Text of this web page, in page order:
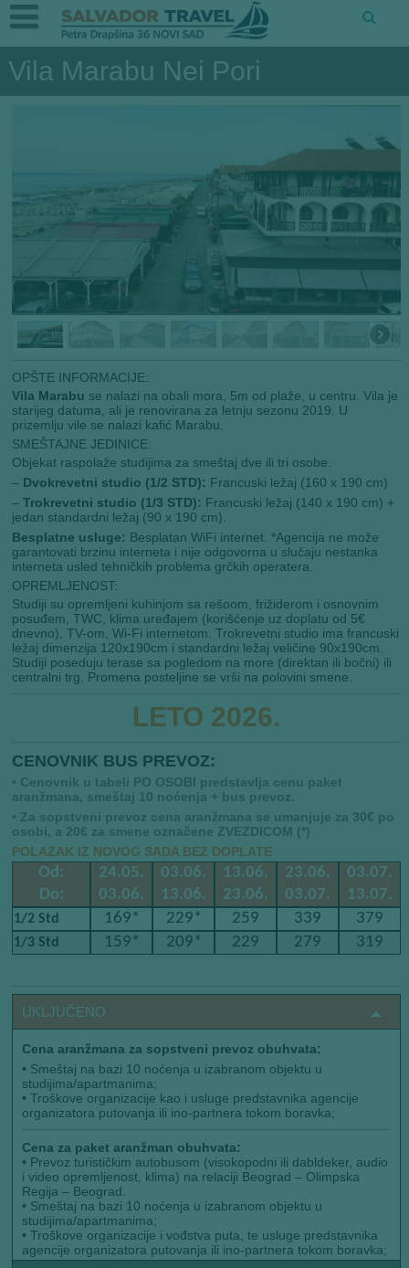
Vila Marabu Nei Pori
OPŠTE INFORMACIJE:
Vila Marabu se nalazi na obali mora, 5m od plaže, u centru. Vila je
starijeg datuma, ali je renovirana za letnju sezonu 2019. U
prizemlju vile se nalazi kafić Marabu.
SMEŠTAJNE JEDINICE:
Objekat raspolaže studijima za smeštaj dve ili tri osobe.
– Dvokrevetni studio (1/2 STD): Francuski ležaj (160 x 190 cm)
–Trokrevetni studio (1/3 STD): Francuski ležaj (140 x 190 cm) +
jedan standardni ležaj (90 x 190 cm).
Besplatne usluge: Besplatan WiFi internet. *Agencija ne može
garantovati brzinu interneta i nije odgovorna u slučaju nestanka
interneta usled tehničkih problema grčkih operatera.
OPREMLJENOST:
Studiji su opremljeni kuhinjom sa rešoom, frižiderom i osnovnim
posuđem, TWC, klima uređajem (korišćenje uz doplatu od 5€
dnevno), TV-om, Wi-Fi internetom. Trokrevetni studio ima francuski
ležaj dimenzija 120x190cm i standardni ležaj veličine 90x190cm.
Studiji poseduju terase sa pogledom na more (direktan ili bočni) ili
centralni trg. Promena posteljine se vrši na polovini smene.
LETO 2026.
CENOVNIK BUS PREVOZ:
• Cenovnik u tabeli PO OSOBI predstavlja cenu paket
aranžmana, smeštaj 10 noćenja + bus prevoz.
• Za sopstveni prevoz cena aranžmana se umanjuje za 30€ po
osobi, a 20€ za smene označene ZVEZDICOM (*)
POLAZAK IZ NOVOG SADA BEZ DOPLATE
Od:
Do:
24.05.
03.06.
03.06.
13.06.
13.06.
23.06.
23.06.
03.07.
03.07.
13.07.
1/2 Std 169* 229* 259 339 379
1/3 Std 159* 209* 229 279 319
UKLJUČENO
Cena aranžmana za sopstveni prevoz obuhvata:
• Smeštaj na bazi 10 noćenja u izabranom objektu u
studijima/apartmanima;
•Troškove organizacije kao i usluge predstavnika agencije
organizatora putovanja ili ino-partnera tokom boravka;
Cena za paket aranžman obuhvata:
• Prevoz turističkim autobusom (visokopodni ili dabldeker, audio
i video opremljenost, klima) na relaciji Beograd – Olimpska
Regija – Beograd.
• Smeštaj na bazi 10 noćenja u izabranom objektu u
studijima/apartmanima;
•Troškove organizacije i vođstva puta, te usluge predstavnika
agencije organizatora putovanja ili ino-partnera tokom boravka;